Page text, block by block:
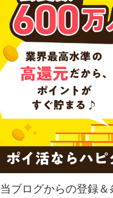
当ブログからの登録